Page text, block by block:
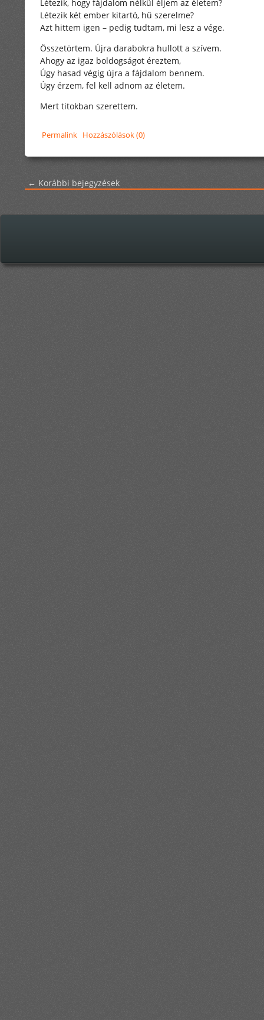
Létezik, hogy fájdalom nélkül éljem az életem?
Létezik két ember kitartó, hű szerelme?
Azt hittem igen – pedig tudtam, mi lesz a vége.
Összetörtem. Újra darabokra hullott a szívem.
Ahogy az igaz boldogságot éreztem,
Úgy hasad végig újra a fájdalom bennem.
Úgy érzem, fel kell adnom az életem.
Mert titokban szerettem.
Permalink Hozzászólások (0)
← Korábbi bejegyzések